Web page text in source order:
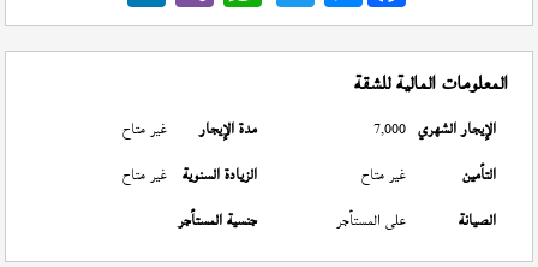
المعلومات المالية للشقة
الإيجار الشهري 7,000 مدة الإيجار
غير متاح
التأمين
غير متاح الزيادة السنوية غير متاح
الصيانة
على المستأجر جنسية المستأجر